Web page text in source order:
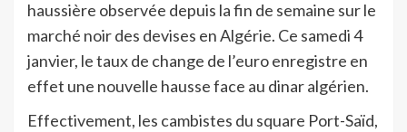
haussière observée depuis la fin de semaine sur le
marché noir des devises en Algérie. Ce samedi 4
janvier, le taux de change de l’euro enregistre en
effet une nouvelle hausse face au dinar algérien.
Effectivement, les cambistes du square Port-Saïd,